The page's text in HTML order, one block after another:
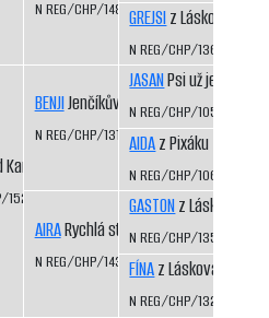
říčky
1523/09/11
N REG/CHP/1486/08/10
BENJIJenčíkův les
N REG/CHP/1310/03/05
AIRARychlá stopa
N REG/CHP/1435/07/09
GREJSIz Láskova
N REG/CHP/1360/04/
JASANPsi už jedou
N REG/CHP/1050/98/
AIDAz Pixáku
N REG/CHP/1066/98/
GASTONz Láskova
N REG/CHP/1354/04/06
FÍNAz Láskova
N REG/CHP/1325/03/